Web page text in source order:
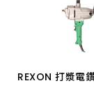
REXON 打漿電